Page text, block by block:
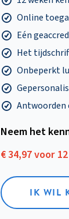
Online
Eén
Het
Onbeperkt
Antwoorden
Neem het
€ 34,97 voor
IK WIL